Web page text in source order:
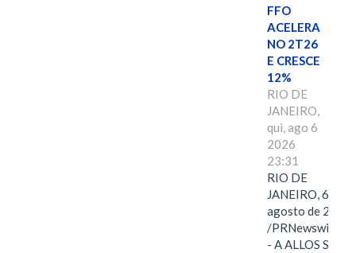
FFO
ACELERA
NO 2T26
E CRESCE
12%
RIO DE
JANEIRO,
qui, ago 6
2026
23:31
RIO DE
JANEIRO, 6 de
agosto de 2026
/PRNewswire/ -
- A ALLOS S.A.